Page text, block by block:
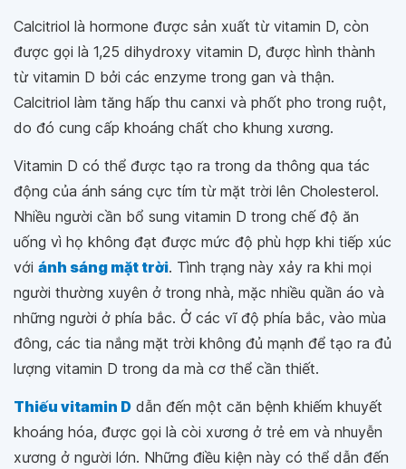
Calcitriol là hormone được sản xuất từ vitamin D, còn
được gọi là 1,25 dihydroxy vitamin D, được hình thành
từ vitamin D bởi các enzyme trong gan và thận.
Calcitriol làm tăng hấp thu canxi và phốt pho trong ruột,
do đó cung cấp khoáng chất cho khung xương.
Vitamin D có thể được tạo ra trong da thông qua tác
động của ánh sáng cực tím từ mặt trời lên Cholesterol.
Nhiều người cần bổ sung vitamin D trong chế độ ăn
uống vì họ không đạt được mức độ phù hợp khi tiếp xúc
với ánh sáng mặt trời. Tình trạng này xảy ra khi mọi
người thường xuyên ở trong nhà, mặc nhiều quần áo và
những người ở phía bắc. Ở các vĩ độ phía bắc, vào mùa
đông, các tia nắng mặt trời không đủ mạnh để tạo ra đủ
lượng vitamin D trong da mà cơ thể cần thiết.
Thiếu vitamin D dẫn đến một căn bệnh khiếm khuyết
khoáng hóa, được gọi là còi xương ở trẻ em và nhuyễn
xương ở người lớn. Những điều kiện này có thể dẫn đến